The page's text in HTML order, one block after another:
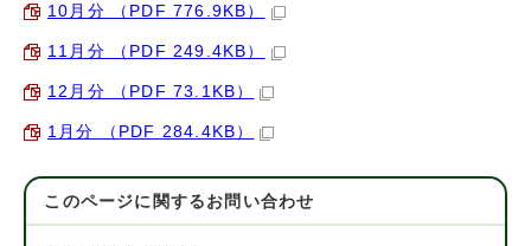
10月分 （PDF 776.9KB）
11月分 （PDF 249.4KB）
12月分 （PDF 73.1KB）
1月分 （PDF 284.4KB）
このページに関する お問い合わせ